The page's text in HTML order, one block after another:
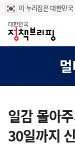
이 누리집은 대한민
홈
텐
영
일감 몰아
30일까지